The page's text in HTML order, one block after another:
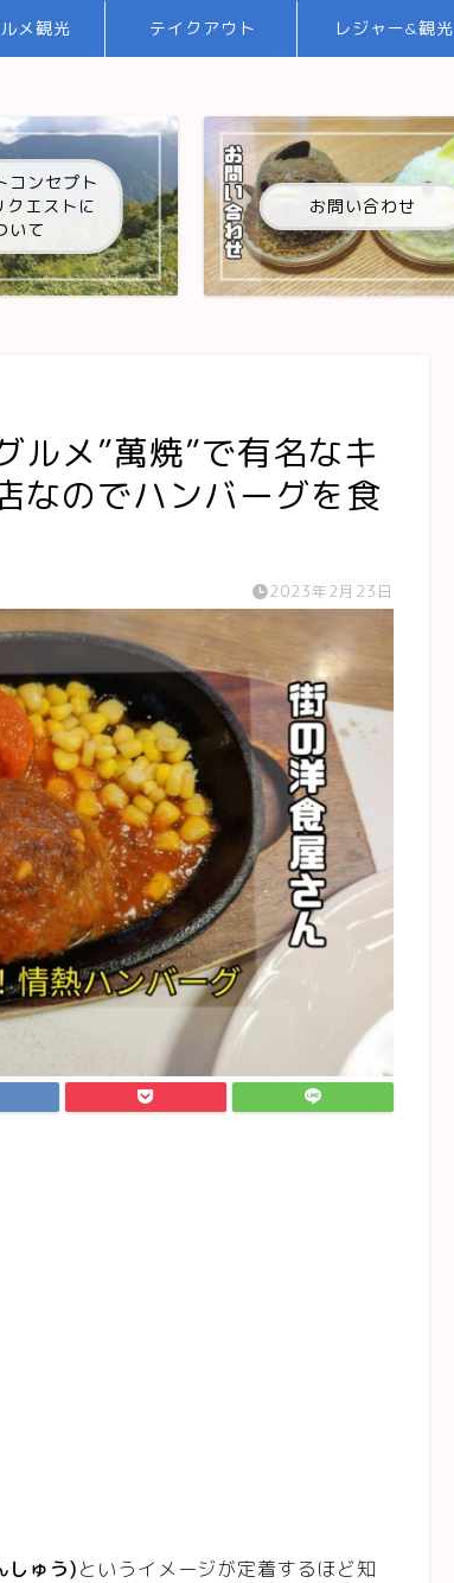
メ観光 テイクアウト レジャー&観光
コンセプト
クエストに
いて
お問い合わせ
ルメ”萬焼”で有名なキ
なのでハンバーグを食
2023年2月23日
しゅう)というイメージが定着するほど知